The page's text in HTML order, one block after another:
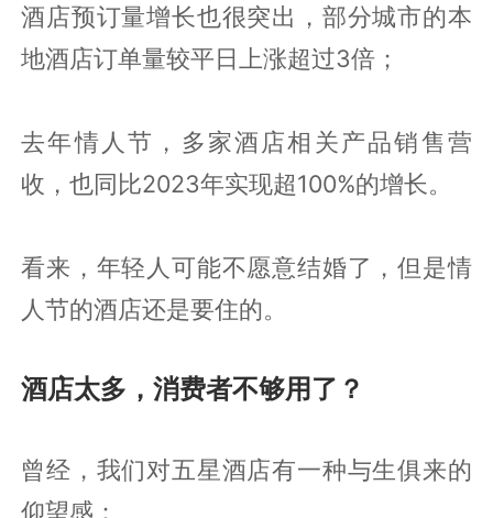
酒店预订量增长也很突出，部分城市的本
地酒店订单量较平日上涨超过3倍；
去年情人节，多家酒店相关产品销售营
收，也同比2023年实现超100%的增长。
看来，年轻人可能不愿意结婚了，但是情
人节的酒店还是要住的。
酒店太多，消费者不够用了？
曾经，我们对五星酒店有一种与生俱来的
仰望感：